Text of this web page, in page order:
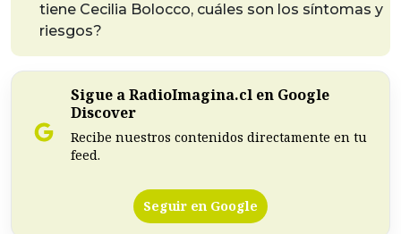
tiene Cecilia Bolocco, cuáles son los síntomas y
riesgos?
Sigue a RadioImagina.cl en Google
Discover
Recibe nuestros contenidos directamente en tu
feed.
Seguir en Google